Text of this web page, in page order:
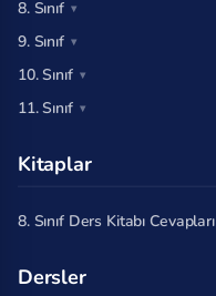
8. Sınıf
9. Sınıf
10. Sınıf
11. Sınıf
Kitaplar
8. Sınıf Ders Kitabı Cevapları
Dersler